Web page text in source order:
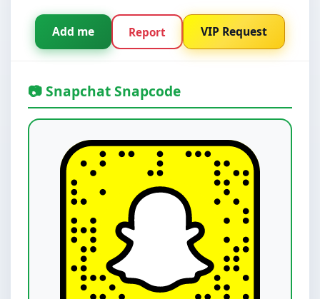
Add me Report VIP Request
📷 Snapchat Snapcode